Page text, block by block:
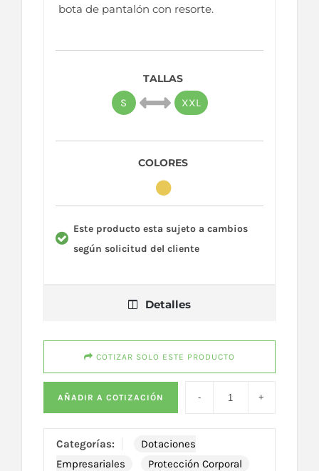
bota de pantalón con resorte.
TALLAS
S
XXL
COLORES
Este producto esta sujeto a cambios
según solicitud del cliente
Detalles
COTIZAR SOLO ESTE PRODUCTO
AÑADIR A COTIZACIÓN
Categorías:
Dotaciones
Empresariales
Protección Corporal